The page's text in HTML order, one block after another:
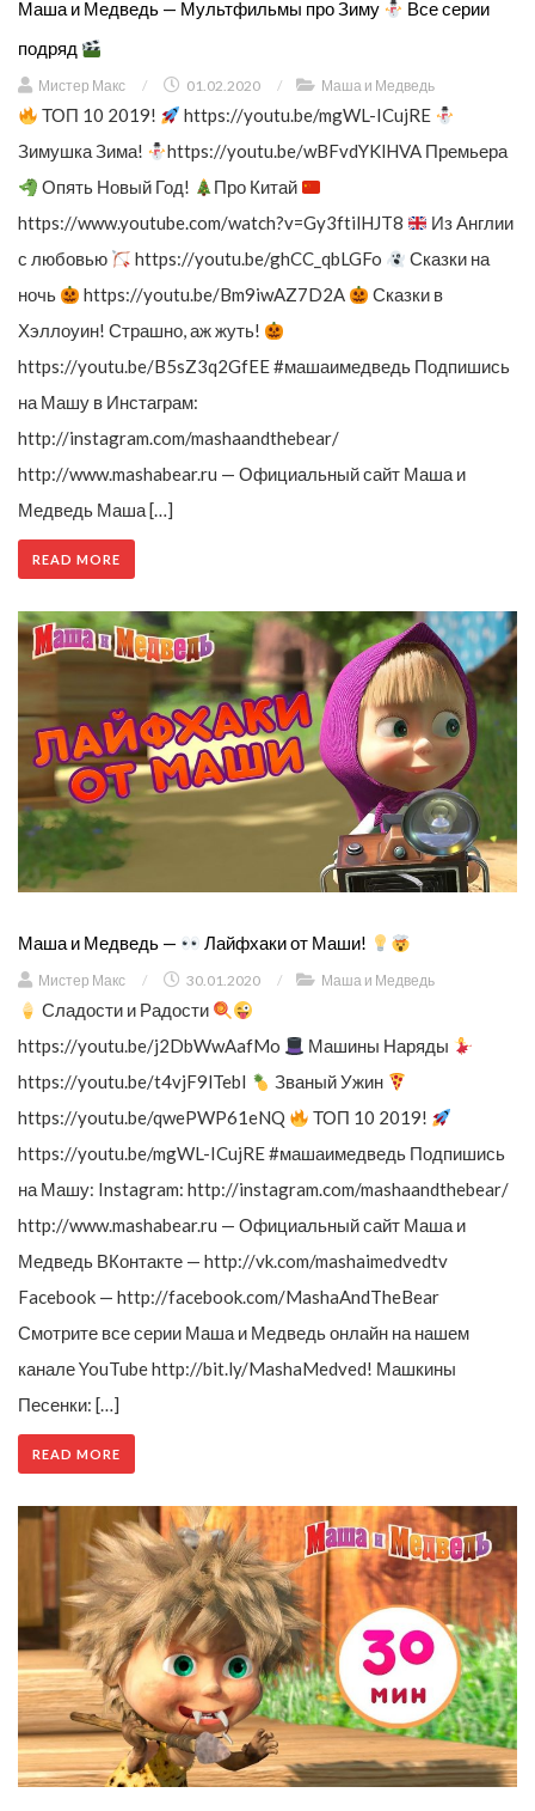
Маша и Медведь — Мультфильмы про Зиму
Все серии
подряд
Мистер Макс / 01.02.2020 / Маша и Медведь
ТОП 10 2019!
https://youtu.be/mgWL-ICujRE
Зимушка Зима!
https://youtu.be/wBFvdYKlHVA Премьера
Опять Новый Год!
Про Китай
https://www.youtube.com/watch?v=Gy3ftilHJT8
Из Англии
с любовью
https://youtu.be/ghCC_qbLGFo
Сказки на
ночь
https://youtu.be/Bm9iwAZ7D2A
Сказки в
Хэллоуин! Страшно, аж жуть!
https://youtu.be/B5sZ3q2GfEE #машаимедведь Подпишись
на Машу в Инстаграм:
http://instagram.com/mashaandthebear/
http://www.mashabear.ru — Официальный сайт Маша и
Медведь Маша […]
READ MORE
Маша и Медведь — Лайфхаки от Маши!
Мистер Макс / 30.01.2020 / Маша и Медведь
Сладости и Радости
https://youtu.be/j2DbWwAafMo
Машины Наряды
https://youtu.be/t4vjF9lTebI
Званый Ужин
https://youtu.be/qwePWP61eNQ
ТОП 10 2019!
https://youtu.be/mgWL-ICujRE #машаимедведь Подпишись
на Машу: Instagram: http://instagram.com/mashaandthebear/
http://www.mashabear.ru — Официальный сайт Маша и
Медведь ВКонтакте — http://vk.com/mashaimedvedtv
Facebook — http://facebook.com/MashaAndTheBear
Смотрите все серии Маша и Медведь онлайн на нашем
канале YouTube http://bit.ly/MashaMedved! Машкины
Песенки: […]
READ MORE